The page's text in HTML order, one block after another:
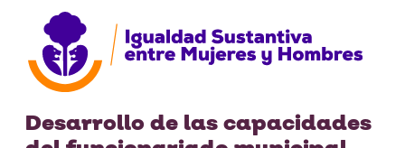
Desarrollo de las capacidades